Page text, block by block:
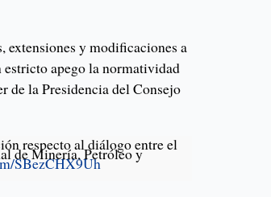
extensiones y modificaciones a
estricto apego la normatividad
de la Presidencia del Consejo
respecto al diálogo entre el
de Minería, Petróleo y
SBezCHX9Uh